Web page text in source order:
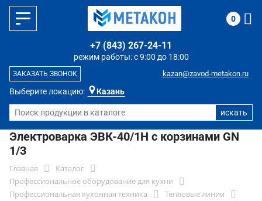
Выберите локацию: Казань
режим работы: с 9:00 до 18:00
+7 (843) 267-24-11
kazan@zavod-metakon.ru
ЗАКАЗАТЬ ЗВОНОК
0
Электроварка ЭВК-40/1Н с корзинами GN
1/3
Главная
Каталог
Профессиональное оборудование для кухни
Профессиональная кухонная техника
Тепловые линии